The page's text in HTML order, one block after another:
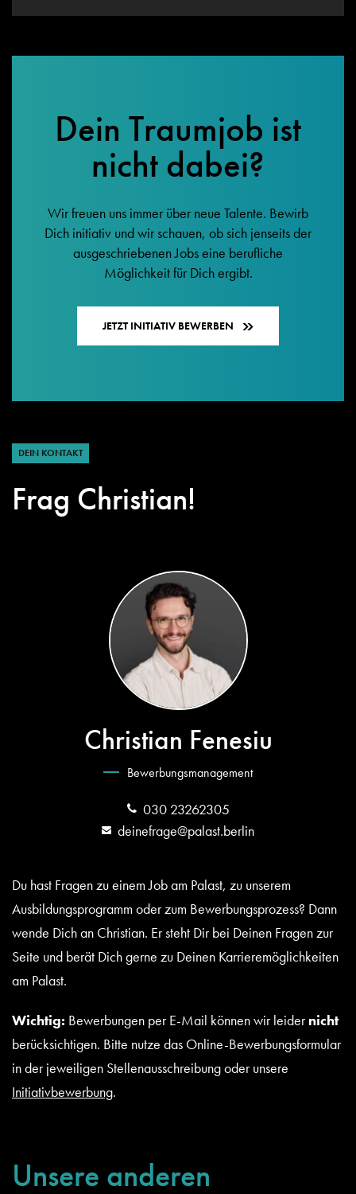
Dein Traumjob ist
nicht dabei?
Wir freuen uns immer über neue Talente. Bewirb
Dich initiativ und wir schauen, ob sich jenseits der
ausgeschriebenen Jobs eine berufliche
Möglichkeit für Dich ergibt.
JETZT INITIATIV BEWERBEN
DEIN KONTAKT
Frag Christian!
Christian Fenesiu
Bewerbungsmanagement
030 23262305
deinefrage@palast.berlin
Du hast Fragen zu einem Job am Palast, zu unserem
Ausbildungsprogramm oder zum Bewerbungsprozess? Dann
wende Dich an Christian. Er steht Dir bei Deinen Fragen zur
Seite und berät Dich gerne zu Deinen Karrieremöglichkeiten
am Palast.
Wichtig: Bewerbungen per E-Mail können wir leidernicht
berücksichtigen. Bitte nutze das Online-Bewerbungsformular
in der jeweiligen Stellenausschreibung oder unsere
Initiativbewerbung.
Unsere anderen